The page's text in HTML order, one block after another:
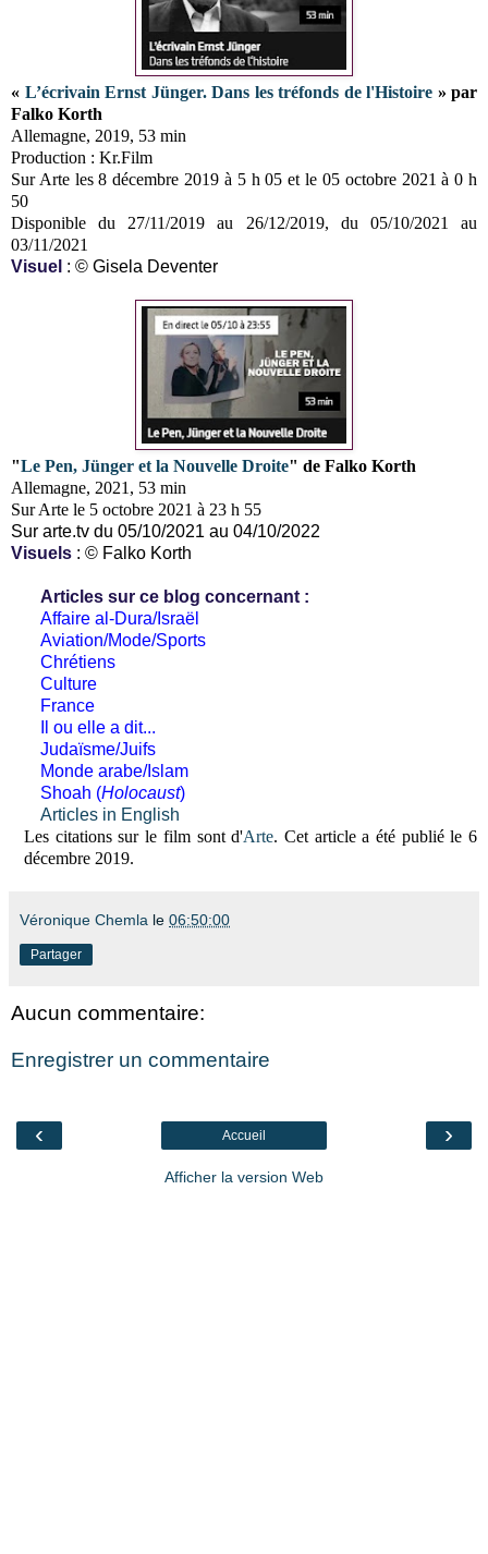
« L’écrivain Ernst Jünger. Dans les tréfonds de l'Histoire » par
Falko Korth
Allemagne, 2019, 53 min
Production : Kr.Film
Sur Arte les 8 décembre 2019 à 5 h 05 etle 05 octobre 2021 à 0 h
50
Disponible du 27/11/2019 au 26/12/2019, du 05/10/2021 au
03/11/2021
Visuel : © Gisela Deventer
"Le Pen, Jünger et la Nouvelle Droite" de Falko Korth
Allemagne, 2021, 53 min
Sur Arte le 5 octobre 2021 à 23 h 55
Sur arte.tv du 05/10/2021 au 04/10/2022
Visuels : © Falko Korth
Articles sur ce blog concernant :
Affaire al-Dura/Israël
Aviation/Mode/Sports
Chrétiens
Culture
France
Il ou elle a dit...
Judaïsme/Juifs
Monde arabe/Islam
Shoah (Holocaust)
Articles in English
Les citations sur le film sont d'Arte. Cet article a été publié le 6
décembre 2019.
Véronique Chemla le 06:50:00
Partager
Aucun commentaire:
Enregistrer un commentaire
‹ ›
Accueil
Afficher la version Web